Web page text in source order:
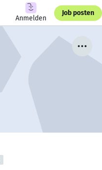
Anmelden
Job posten